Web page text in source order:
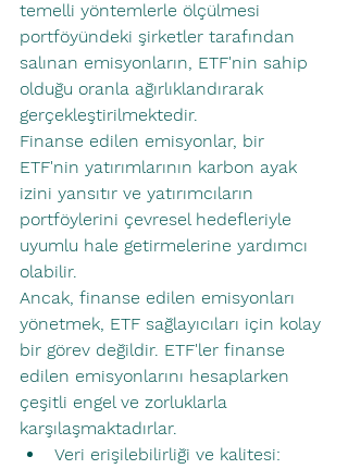
temelli yöntemlerle ölçülmesi
portföyündeki şirketler tarafından
salınan emisyonların, ETF'nin sahip
olduğu oranla ağırlıklandırarak
gerçekleştirilmektedir.
Finanse edilen emisyonlar, bir
ETF'nin yatırımlarının karbon ayak
izini yansıtır ve yatırımcıların
portföylerini çevresel hedefleriyle
uyumlu hale getirmelerine yardımcı
olabilir.
Ancak, finanse edilen emisyonları
yönetmek, ETF sağlayıcıları için kolay
bir görev değildir. ETF'ler finanse
edilen emisyonlarını hesaplarken
çeşitli engel ve zorluklarla
karşılaşmaktadırlar.
Veri erişilebilirliği ve kalitesi: